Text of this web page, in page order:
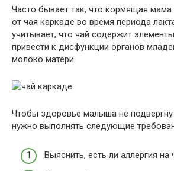
Часто бывает так, что кормящая мама
от чая каркаде во время периода
учитывает, что чай содержит
привести к дисфункции органов
молоко матери.
Чтобы здоровье малыша не
нужно выполнять следующие
Выяснить, есть ли аллергия на